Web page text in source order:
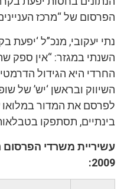
הפרסום של “מרכז
נתי יעקובי, מנכ”ל ‘יפעת
השנתי במגזר: “אין ספק
החרדי היא הגידול
השיווק ובראשן ‘יש’ של
לפרסם את המדור במלואו
בינתיים, תסתפקו
עשיריית משרדי
2009: